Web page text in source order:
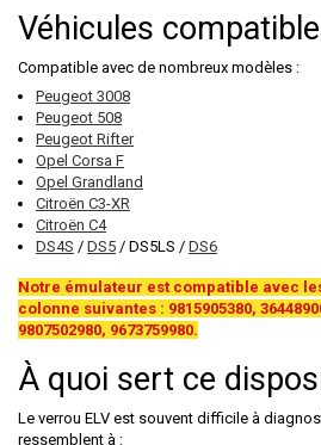
Véhicules
Compatible avec de nombreux modèles :
Peugeot 3008
Peugeot 508
Peugeot Rifter
Opel Corsa F
Opel Grandland
Citroën C3-XR
Citroën C4
DS4S / DS5 / DS5LS / DS6
Notre émulateur est compatible avec
colonne suivantes : 9815905380,
9807502980, 9673759980.
À quoi sert ce
Le verrou ELV est souvent difficile à
ressemblent à :